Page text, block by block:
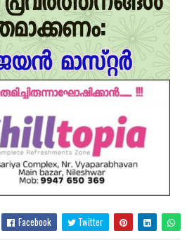
Facebook Twitter